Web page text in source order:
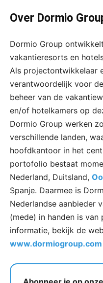
Over Dormio
Dormio Group
vakantieresorts en
Als projectontwikkelaar
verantwoordelijk voor
beheer van de
en/of hotelkamers op
Dormio Group werken
verschillende landen,
hoofdkantoor in het
portofolio bestaat
Nederland, Duitsland,
Spanje. Daarmee is
Nederlandse aanbieder
(mede) in handen is
informatie, bekijk de
www.dormiogroup.com